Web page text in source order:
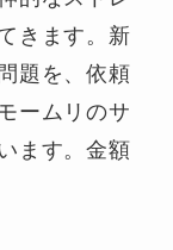
きます。新
題を、依頼
ームリのサ
ます。金額